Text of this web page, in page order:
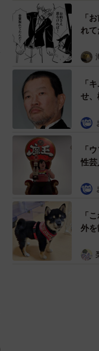
「
れ
生
ぬ
「
せ、
「テ
「
性
で」
「
外
ぎる